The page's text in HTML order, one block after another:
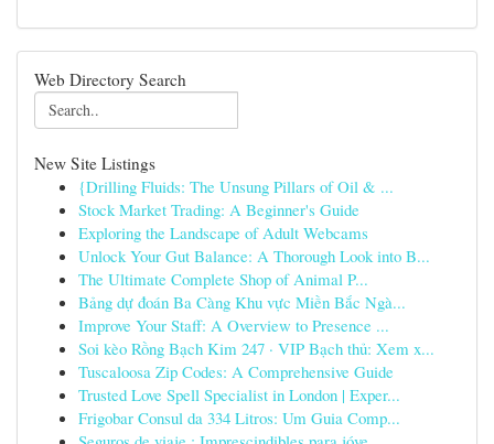
Web Directory Search
New Site Listings
{Drilling Fluids: The Unsung Pillars of Oil & ...
Stock Market Trading: A Beginner's Guide
Exploring the Landscape of Adult Webcams
Unlock Your Gut Balance: A Thorough Look into B...
The Ultimate Complete Shop of Animal P...
Bảng dự đoán Ba Càng Khu vực Miền Bắc Ngà...
Improve Your Staff: A Overview to Presence ...
Soi kèo Rồng Bạch Kim 247 · VIP Bạch thủ: Xem x...
Tuscaloosa Zip Codes: A Comprehensive Guide
Trusted Love Spell Specialist in London | Exper...
Frigobar Consul da 334 Litros: Um Guia Comp...